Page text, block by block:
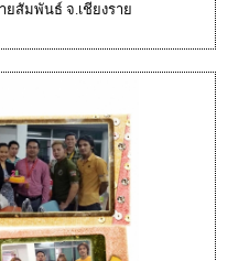
สัมพันธ์ จ.เชียงราย